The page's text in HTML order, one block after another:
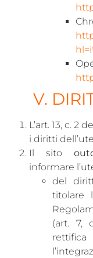
V.
L’art. 13, c. 2
i diritti
Il sito
informare
del
titolare
(art. 7,